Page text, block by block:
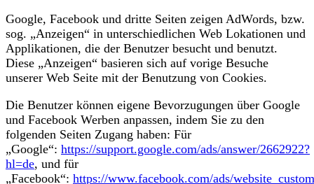
Google, Facebook und dritte Seiten zeigen AdWords, bzw.
sog. „Anzeigen“ in unterschiedlichen Web Lokationen und
Applikationen, die der Benutzer besucht und benutzt.
Diese „Anzeigen“ basieren sich auf vorige Besuche
unserer Web Seite mit der Benutzung von Cookies.
Die Benutzer können eigene Bevorzugungen über Google
und Facebook Werben anpassen, indem Sie zu den
folgenden Seiten Zugang haben: Für
„Google“: https://support.google.com/ads/answer/2662922?
hl=de, und für
„Facebook“: https://www.facebook.com/ads/